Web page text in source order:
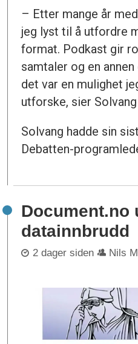
– Etter mange år
jeg lyst til å utfordre
format. Podkast gir
samtaler og en
det var en mulighet
utforske, sier
Solvang hadde sin
Debatten-
Document.no
datainnbrudd
2 dager siden Nils